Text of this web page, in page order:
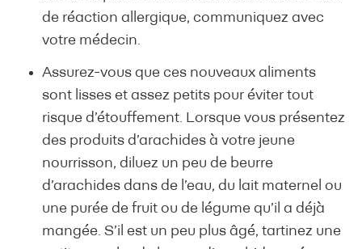
de réaction allergique, communiquez avec
votre médecin.
Assurez-vous que ces nouveaux aliments
sont lisses et assez petits pour éviter tout
risque d’étouffement. Lorsque vous présentez
des produits d’arachides à votre jeune
nourrisson, diluez un peu de beurre
d’arachides dans de l’eau, du lait maternel ou
une purée de fruit ou de légume qu’il a déjà
mangée. S’il est un peu plus âgé, tartinez une